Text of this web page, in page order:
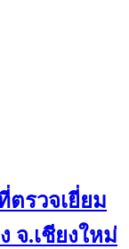
ตรวจเยี่ยม
จ.เชียงใหม่